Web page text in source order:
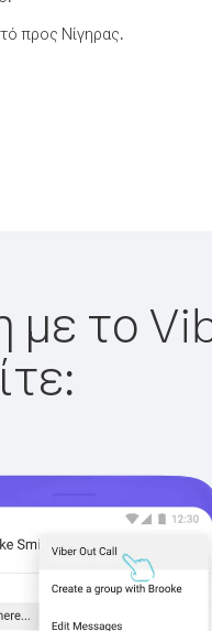
προς Νίγηρας.
με το